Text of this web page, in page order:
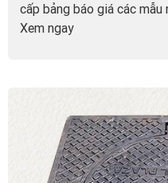
cấp bảng báo giá các
Xem ngay